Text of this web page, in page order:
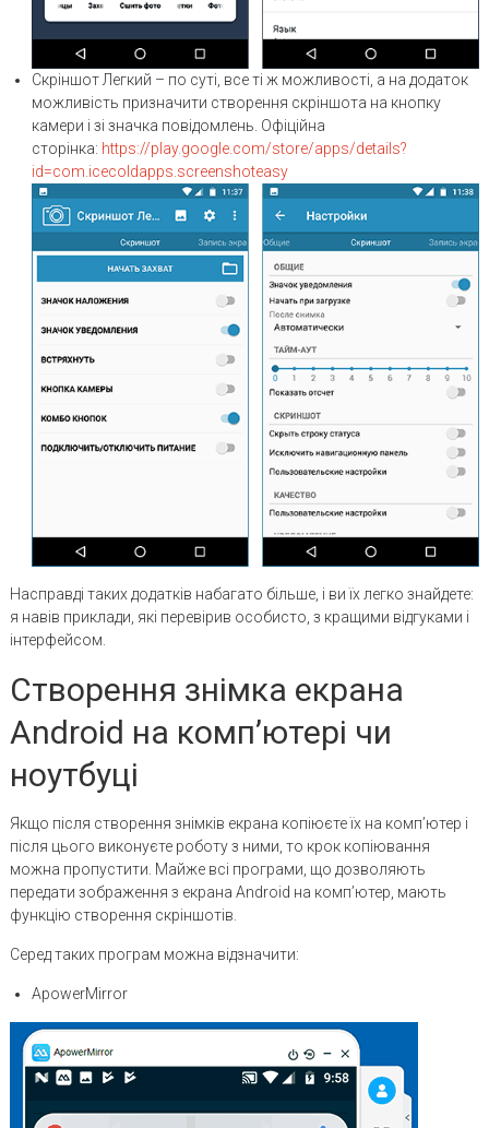
Скріншот Легкий – по суті, все ті ж можливості, а на додаток
можливість призначити створення скріншота на кнопку
камери і зі значка повідомлень. Офіційна
сторінка: https://play.google.com/store/apps/details?
id=com.icecoldapps.screenshoteasy
Насправді таких додатків набагато більше, і ви їх легко знайдете:
я навів приклади, які перевірив особисто, з кращими відгуками і
інтерфейсом.
Створення знімка екрана
Android на комп’ютері чи
ноутбуці
Якщо після створення знімків екрана копіюєте їх на комп’ютер і
після цього виконуєте роботу з ними, то крок копіювання
можна пропустити. Майже всі програми, що дозволяють
передати зображення з екрана Android на комп’ютер, мають
функцію створення скріншотів.
Серед таких програм можна відзначити:
ApowerMirror